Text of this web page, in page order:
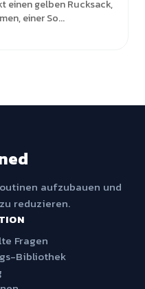
einen gelben Rucksack,
einer So...
aufzubauen und
reduzieren.
Fragen
Bibliothek